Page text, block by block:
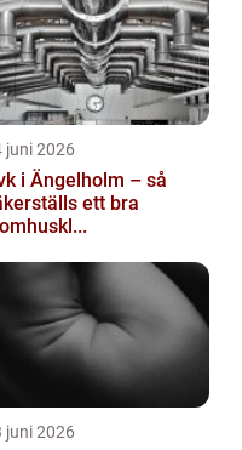
juni 2026
i Ängelholm – så
ett bra
juni 2026